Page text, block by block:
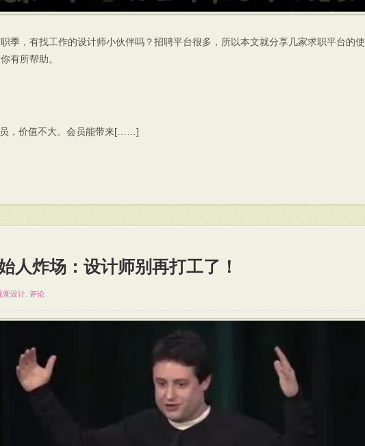
季，有找工作的设计师小伙伴吗？招聘平台很多，所以本文就分享几家求职平台的使
有所帮助。
，价值不大。会员能带来[……]
人炸场：设计师别再打工了！
觉设计 评论